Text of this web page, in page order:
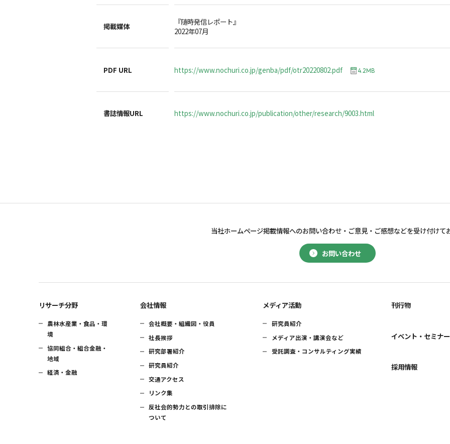
掲載媒体
『随時発信レポート』
2022年07月
PDF URL https://www.nochuri.co.jp/genba/pdf/otr20220802.pdf 4.2MB
書誌情報URL https://www.nochuri.co.jp/publication/other/research/9003.html
お問い合わせ
当社ホームページ掲載情報へのお問い合わせ・ ご意見・ご感想などを受け付けて
リサーチ分野
農林水産業・食品・環
境
協同組合・組合金融・
地域
経済・金融
会社情報
会社概要・組織図・役員
社長挨拶
研究部署紹介
研究員紹介
交通アクセス
リンク集
反社会的勢力との取引排除に
ついて
メディア活動
研究員紹介
メディア出演・講演会など
受託調査・コンサルティング実績
刊行物
イベント・セミナー
採用情報